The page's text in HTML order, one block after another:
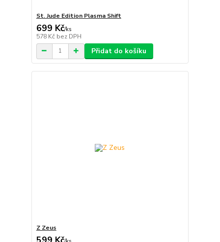
St. Jude Edition Plasma Shift
699 Kč/ks
578 Kč bez DPH
Přidat do košíku
Z Zeus